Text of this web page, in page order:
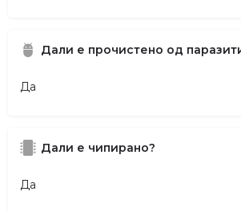
Дали е прочистено од
Да
Дали е чипирано?
Да